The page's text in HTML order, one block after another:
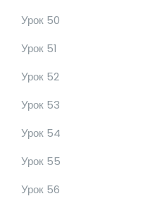
Урок 50
Урок 51
Урок 52
Урок 53
Урок 54
Урок 55
Урок 56